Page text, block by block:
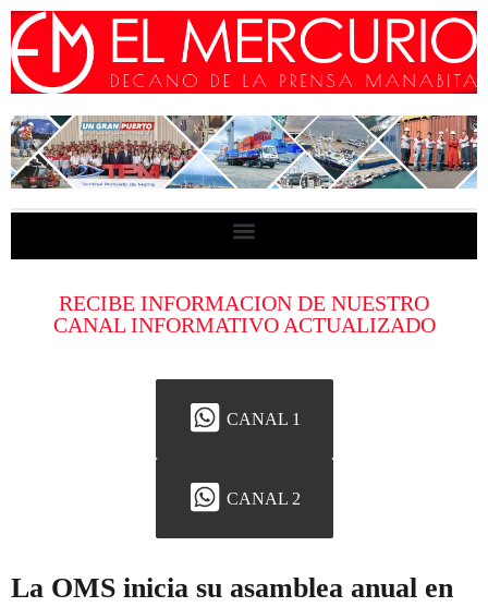
RECIBE INFORMACION DE NUESTRO
CANAL INFORMATIVO ACTUALIZADO
CANAL 1
CANAL 2
La OMS inicia su asamblea anual en